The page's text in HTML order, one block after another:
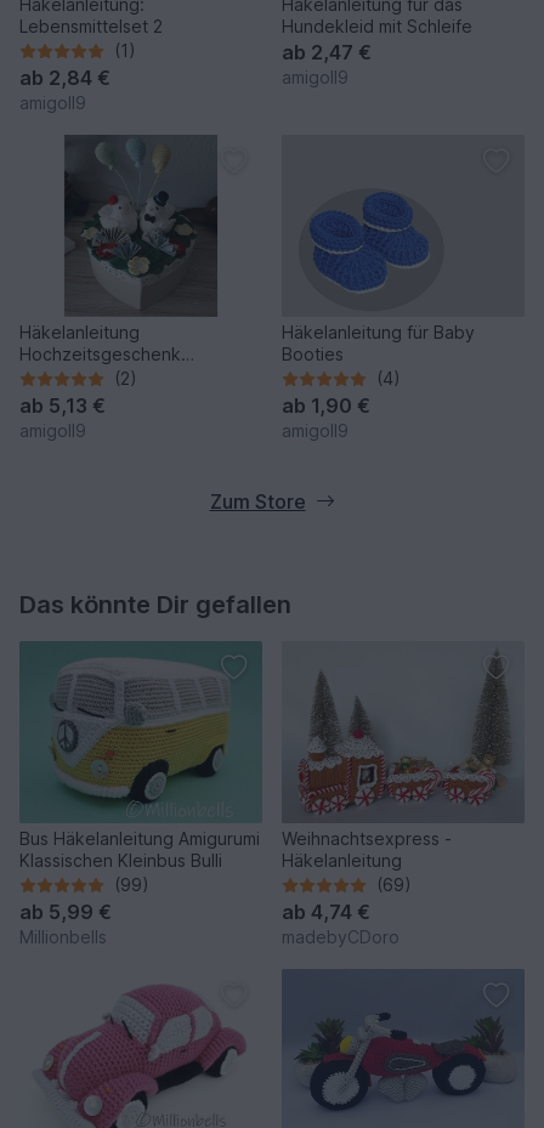
Häkelanleitung:
Lebensmittelset 2
(1)
ab 2,84 €
amigoll9
Häkelanleitung für das
Hundekleid mit Schleife
ab 2,47 €
amigoll9
Häkelanleitung
Hochzeitsgeschenk
Taubenpärchen.
(2)
ab 5,13 €
amigoll9
Häkelanleitung für Baby
Booties
(4)
ab 1,90 €
amigoll9
Zum Store
Das könnte Dir gefallen
Bus Häkelanleitung Amigurumi
Klassischen Kleinbus Bulli
(99)
ab 5,99 €
Millionbells
Weihnachtsexpress -
Häkelanleitung
(69)
ab 4,74 €
madebyCDoro